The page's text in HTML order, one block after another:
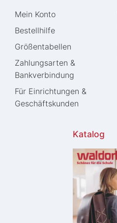
Mein Konto
Bestellhilfe
Größentabellen
Zahlungsarten &
Bankverbindung
Für Einrichtungen &
Geschäftskunden
Katalog